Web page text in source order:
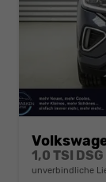
1,0 TSI
unverbindliche